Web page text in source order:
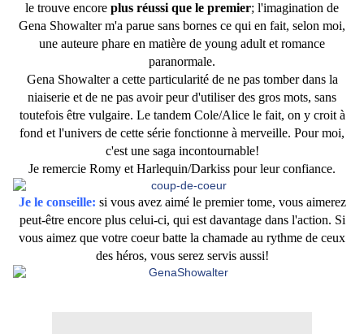
le trouve encore plus réussi que le premier; l'imagination de
Gena Showalter m'a parue sans bornes ce qui en fait, selon moi,
une auteure phare en matière de young adult et romance
paranormale.
Gena Showalter a cette particularité de ne pas tomber dans la
niaiserie et de ne pas avoir peur d'utiliser des gros mots, sans
toutefois être vulgaire. Le tandem Cole/Alice le fait, on y croit à
fond et l'univers de cette série fonctionne à merveille. Pour moi,
c'est une saga incontournable!
Je remercie Romy et Harlequin/Darkiss pour leur confiance.
Je le conseille: si vous avez aimé le premier tome, vous aimerez
peut-être encore plus celui-ci, qui est davantage dans l'action. Si
vous aimez que votre coeur batte la chamade au rythme de ceux
des héros, vous serez servis aussi!